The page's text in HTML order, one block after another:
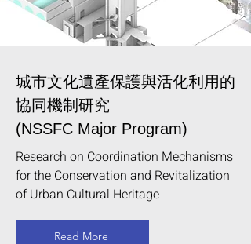
城市文化遺產保護與活化利用的
協同機制研究
(NSSFC Major Program​)
Research on Coordination Mechanisms
for the Conservation and Revitalization
of Urban Cultural Heritage
Read More